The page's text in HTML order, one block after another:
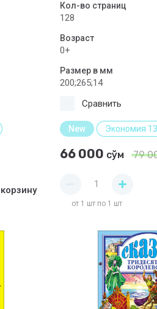
Кол-во страниц
128
Возраст
0+
Размер в мм
200;265;14
Сравнить
New Экономия
66 000 сўм 79
от 1 шт по 1 шт